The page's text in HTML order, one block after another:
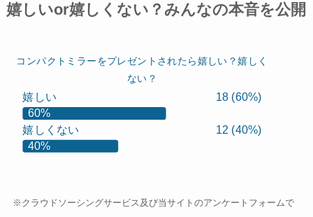
嬉しいor嬉しくない？みんなの本音を公開
コンパクトミラーをプレゼントされたら嬉しい？嬉しく
ない？
嬉しい
18 (60%)
60%
嬉しくない
12 (40%)
40%
※クラウドソーシングサービス及び当サイトのアンケートフォームで